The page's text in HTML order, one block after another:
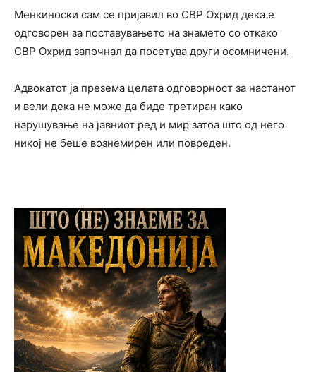
Менкиноски сам се пријавил во СВР Охрид дека е
одговорен за поставувањето на знамето со откако
СВР Охрид започнал да посетува други осомничени.
Адвокатот ја презема целата одговорност за настанот
и вели дека не може да биде третиран како
нарушување на јавниот ред и мир затоа што од него
никој не беше вознемирен или повреден.